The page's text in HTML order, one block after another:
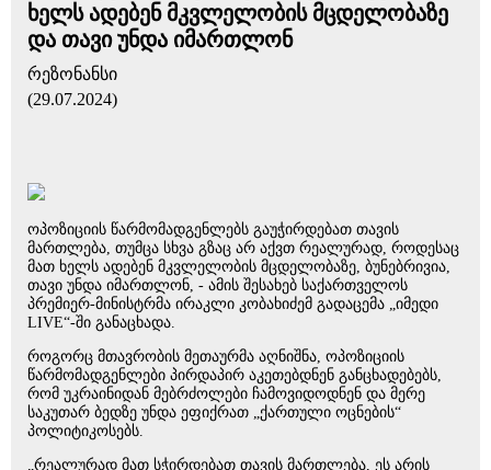
ხელს ადებენ მკვლელობის მცდელობაზე
და თავი უნდა იმართლონ
რეზონანსი
(29.07.2024)
ოპოზიციის წარმომადგენლებს გაუჭირდებათ თავის
მართლება, თუმცა სხვა გზაც არ აქვთ რეალურად, როდესაც
მათ ხელს ადებენ მკვლელობის მცდელობაზე, ბუნებრივია,
თავი უნდა იმართლონ, - ამის შესახებ საქართველოს
პრემიერ-მინისტრმა ირაკლი კობახიძემ გადაცემა „იმედი
LIVE“-ში განაცხადა.
როგორც მთავრობის მეთაურმა აღნიშნა, ოპოზიციის
წარმომადგენლები პირდაპირ აკეთებდნენ განცხადებებს,
რომ უკრაინიდან მებრძოლები ჩამოვიდოდნენ და მერე
საკუთარ ბედზე უნდა ეფიქრათ „ქართული ოცნების“
პოლიტიკოსებს.
„რეალურად მათ სჭირდებათ თავის მართლება, ეს არის